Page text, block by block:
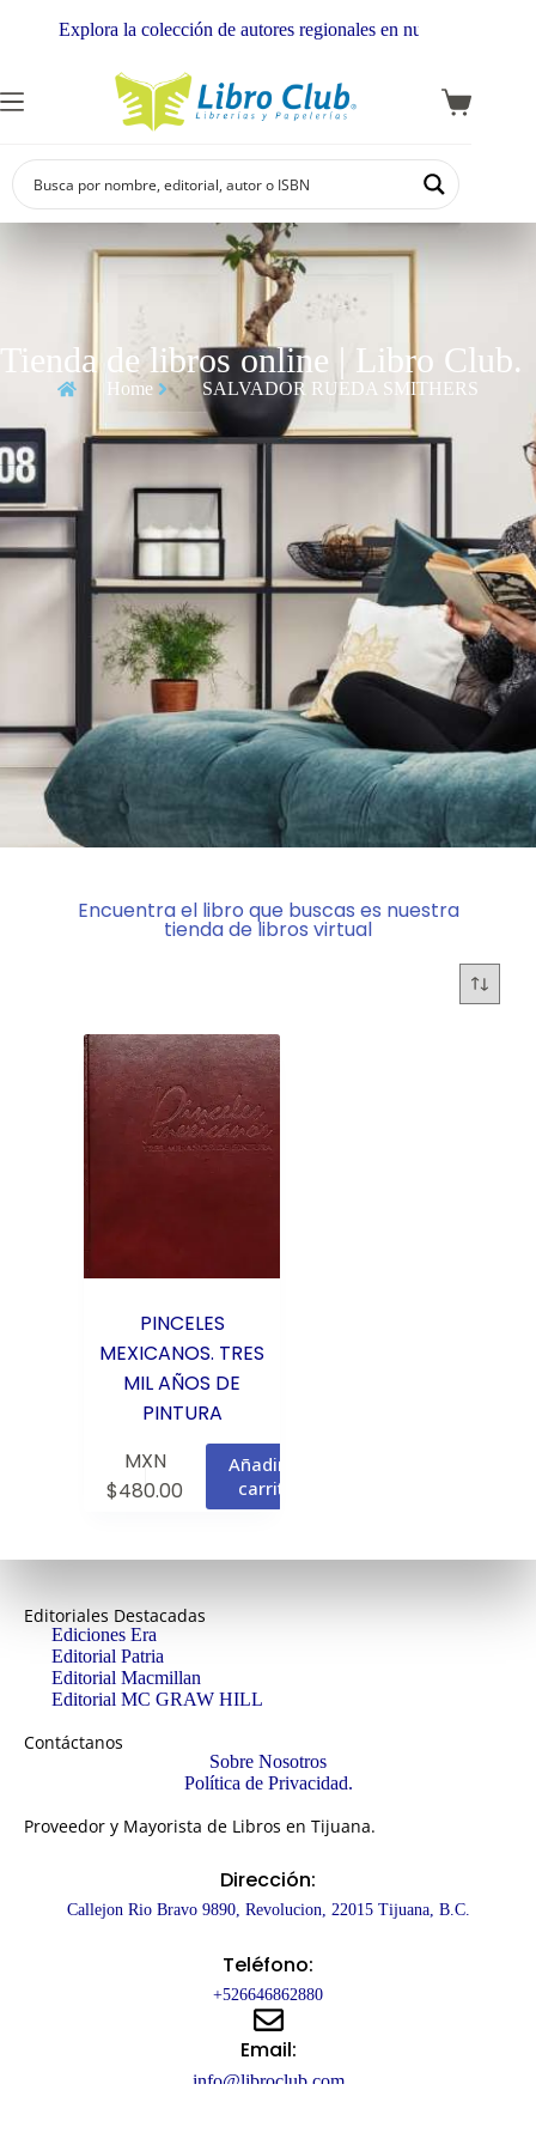
Explora la colección de autores regionales en nuestra librería
Tienda de libros online | Libro Club.
Home SALVADOR RUEDA SMITHERS
Encuentra el libro que buscas es nuestra
tienda de libros virtual
PINCELES
MEXICANOS. TRES
MIL AÑOS DE
PINTURA
MXN
$480.00
Añadir al
carrito
Editoriales Destacadas
Ediciones Era
Editorial Patria
Editorial Macmillan
Editorial MC GRAW HILL
Contáctanos
Sobre Nosotros
Política de Privacidad.
Proveedor y Mayorista de Libros en Tijuana.
Dirección:
Callejon Rio Bravo 9890, Revolucion, 22015 Tijuana, B.C.
Teléfono:
+526646862880
Email:
info@libroclub.com